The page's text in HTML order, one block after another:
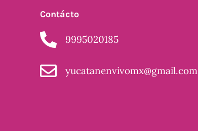
Contácto
9995020185
yucatanenvivomx@gmail.com